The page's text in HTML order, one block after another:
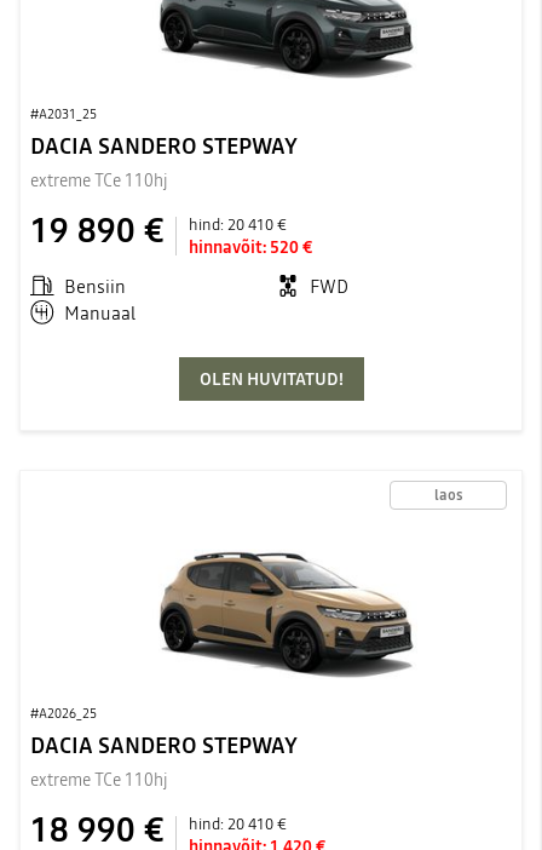
#A2031_25
DACIA SANDERO STEPWAY
extreme TCe 110hj
19 890 € hind:20 410 €
hinnavõit: 520 €
Bensiin
FWD
Manuaal
OLEN HUVITATUD!
laos
#A2026_25
DACIA SANDERO STEPWAY
extreme TCe 110hj
18 990 € hind:20 410 €